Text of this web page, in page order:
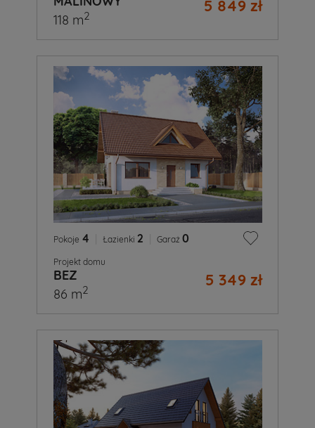
5 849 zł
118 m2
Pokoje 4 Łazienki 2 Garaż 0
Projekt domu
BEZ 5 349 zł
86 m2